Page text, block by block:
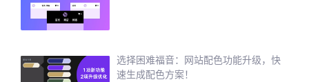
选择困难福音：网站配色功能升级，快
速生成配色方案！